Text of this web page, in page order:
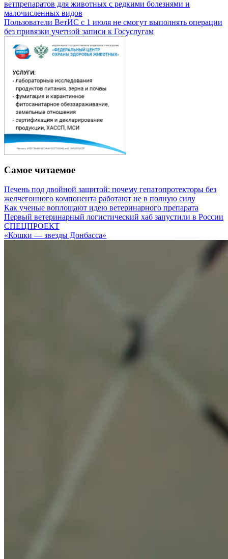
ветпрепаратов для животных с редкими болезнями и
малочисленных видов
Пользователи ВетИС с 1 июля не смогут выполнять операции
без привязки учетной записи к Госуслугам
Самое читаемое
Печень под двойной защитой: почему гепатопротекторы без
желчегонного компонента работают не в полную силу
Как ученые воплощают идею ветеринарного препарата
Первый ветеринарный логистический хаб запустили в России
СПЕЦПРОЕКТ
«Кошки — звезды Донбасса»